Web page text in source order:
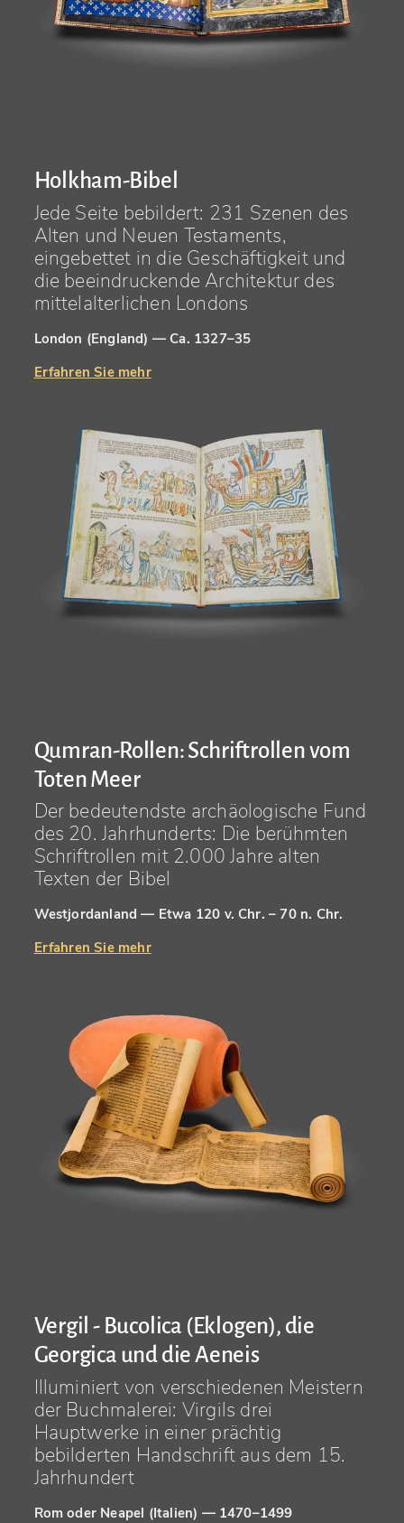
Holkham-Bibel
Jede Seite bebildert: 231 Szenen des
Alten und Neuen Testaments,
eingebettet in die Geschäftigkeit und
die beeindruckende Architektur des
mittelalterlichen Londons
London (England) — Ca. 1327–35
Erfahren Sie mehr
Qumran-Rollen: Schriftrollen vom
Toten Meer
Der bedeutendste archäologische Fund
des 20. Jahrhunderts: Die berühmten
Schriftrollen mit 2.000 Jahre alten
Texten der Bibel
Westjordanland — Etwa 120 v. Chr. – 70 n. Chr.
Erfahren Sie mehr
Vergil - Bucolica (Eklogen), die
Georgica und die Aeneis
Illuminiert von verschiedenen Meistern
der Buchmalerei: Virgils drei
Hauptwerke in einer prächtig
bebilderten Handschrift aus dem 15.
Jahrhundert
Rom oder Neapel (Italien) — 1470–1499